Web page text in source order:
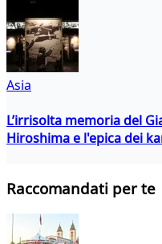
Asia
L’irrisolta memoria del
Hiroshima e l'epica dei
Raccomandati per te